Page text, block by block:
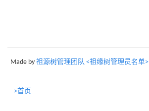
Made by 祖源树管理团队 <祖缘树管理员名单>
>首页